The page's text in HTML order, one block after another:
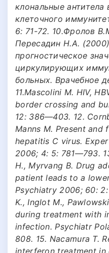
клональные антитела
клеточного
6: 71-72. 10.Фролов
Пересадин Н.А.
прогностическое
циркулирующих
больных. Врачебное
11.Mascolini M. HIV,
border crossing and
12: 386—403. 12.
Manns M. Present
hepatitis С virus.
2006; 4: 5: 781—793.
H., Myrvang В. Drug
patient leads to a
Psychiatry 2006; 60:
K., Inglot M.,
during treatment with
infection. Psychiatr
808. 15. Nacamura T.
interferon treatment